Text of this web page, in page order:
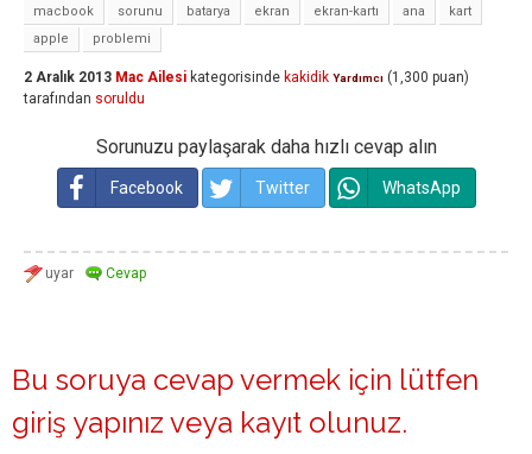
macbook sorunu batarya ekran ekran-kartı ana
kart
apple
problemi
2 Aralık 2013 Mac Ailesi kategorisinde kakidik Yardımcı (1,300 puan)
tarafından soruldu
Sorunuzu paylaşarak daha hızlı cevap alın
Facebook Twitter WhatsApp
Bu soruya cevap vermek için lütfen
giriş yapınız veya kayıt olunuz.